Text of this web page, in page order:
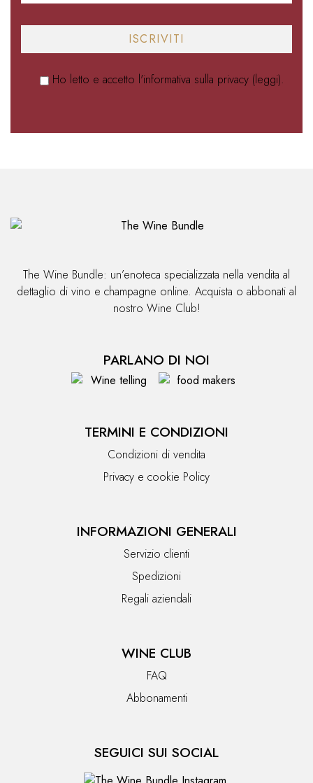
Ho letto e accetto l'informativa sulla privacy (leggi).
The Wine Bundle: un’enoteca specializzata nella vendita al
dettaglio di vino e champagne online. Acquista o abbonati al
nostro Wine Club!
PARLANO DI NOI
TERMINI E CONDIZIONI
Condizioni di vendita
Privacy e cookie Policy
INFORMAZIONI GENERALI
Servizio clienti
Spedizioni
Regali aziendali
WINE CLUB
FAQ
Abbonamenti
SEGUICI SUI SOCIAL